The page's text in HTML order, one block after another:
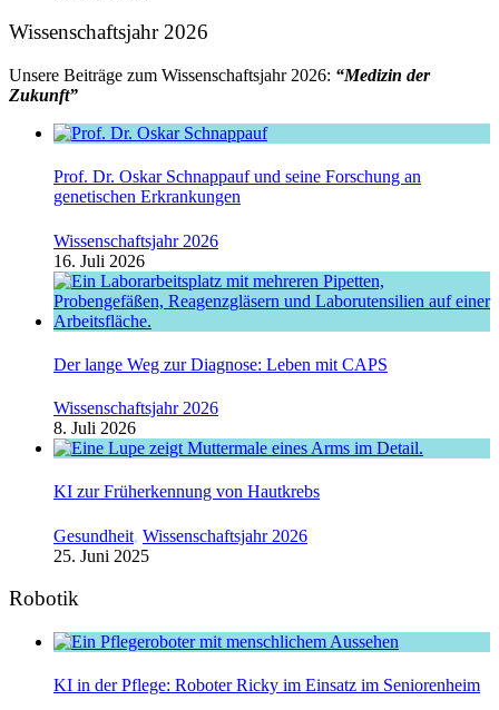
Wissenschaftsjahr 2026
Unsere Beiträge zum Wissenschaftsjahr 2026: “Medizin der
Zukunft”
Prof. Dr. Oskar Schnappauf und seine Forschung an
genetischen Erkrankungen
Wissenschaftsjahr 2026
16. Juli 2026
Der lange Weg zur Diagnose: Leben mit CAPS
Wissenschaftsjahr 2026
8. Juli 2026
KI zur Früherkennung von Hautkrebs
Gesundheit, Wissenschaftsjahr 2026
25. Juni 2025
Robotik
KI in der Pflege: Roboter Ricky im Einsatz im Seniorenheim